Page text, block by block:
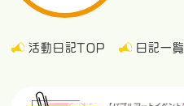
活動日記TOP 日記一覧